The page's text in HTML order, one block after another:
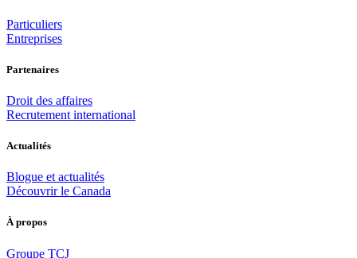
Particuliers
Entreprises
Partenaires
Droit des affaires
Recrutement international
Actualités
Blogue et actualités
Découvrir le Canada
À propos
Groupe TCJ